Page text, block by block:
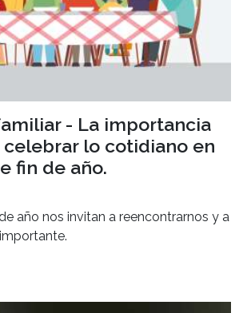
- La importancia
celebrar lo cotidiano en
fin de año.
año nos invitan a reencontrarnos y a